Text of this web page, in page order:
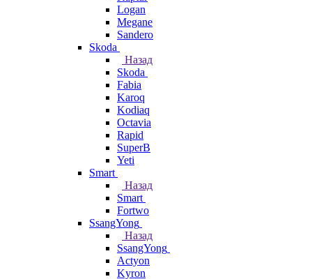
Logan
Megane
Sandero
Skoda
Назад
Skoda
Fabia
Karoq
Kodiaq
Octavia
Rapid
SuperB
Yeti
Smart
Назад
Smart
Fortwo
SsangYong
Назад
SsangYong
Actyon
Kyron